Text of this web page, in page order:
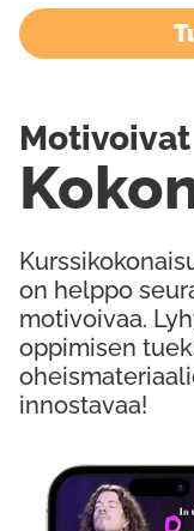
on helppo
motivoivaa.
oppimisen
innostavaa!
Motivoivat